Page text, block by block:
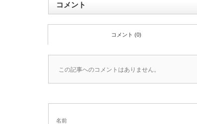
コメント
コメント (0)
この記事へのコメントはありません。
名前